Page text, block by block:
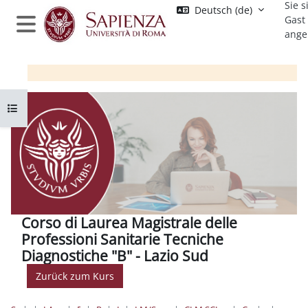
Zum Hauptinhalt
Website-Übersicht
Deutsch ‎(de)‎
Sie
Gast
Corso di Laurea Magistrale delle
Professioni Sanitarie Tecniche
Diagnostiche "B" - Lazio Sud
Zurück zum Kurs
Kursindex öffnen